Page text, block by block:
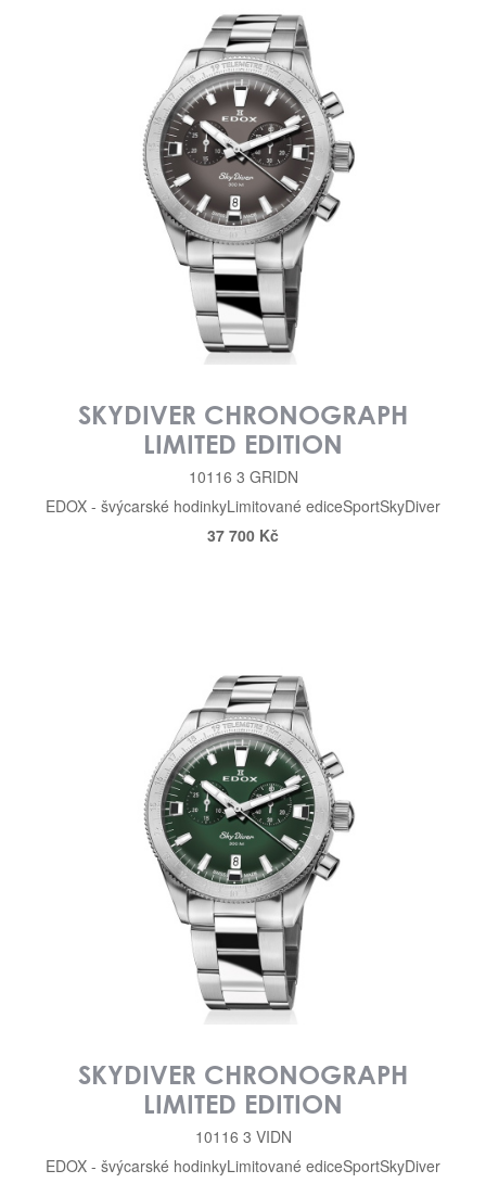
SKYDIVER CHRONOGRAPH
LIMITED EDITION
10116 3 GRIDN
EDOX - švýcarské hodinkyLimitované ediceSportSkyDiver
37 700 Kč
SKYDIVER CHRONOGRAPH
LIMITED EDITION
10116 3 VIDN
EDOX - švýcarské hodinkyLimitované ediceSportSkyDiver